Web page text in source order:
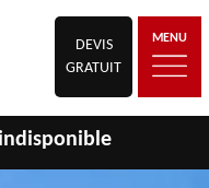
DEVIS
GRATUIT
MENU
indisponible